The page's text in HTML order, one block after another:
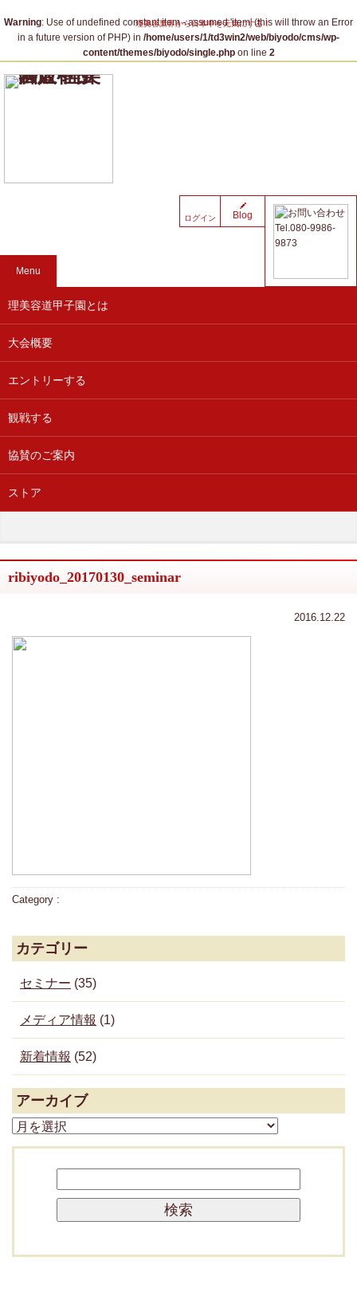
Warning: Use of undefined constant item - assumed 'item' (this will throw an Error
in a future version of PHP) in /home/users/1/td3win2/web/biyodo/cms/wp-
content/themes/biyodo/single.phpon line 2
理美容業界から日本中を元気にする！
Blog
ログイン
Menu
理美容道甲子園とは
大会概要
エントリーする
観戦する
協賛のご案内
ストア
ribiyodo_20170130_seminar
2016.12.22
Category :
カテゴリー
セミナー (35)
メディア情報 (1)
新着情報 (52)
アーカイブ
ア
ー
検
索: